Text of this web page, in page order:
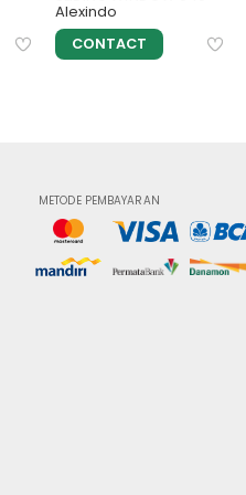
Alexindo
CONTACT
METODE PEMBAYARAN